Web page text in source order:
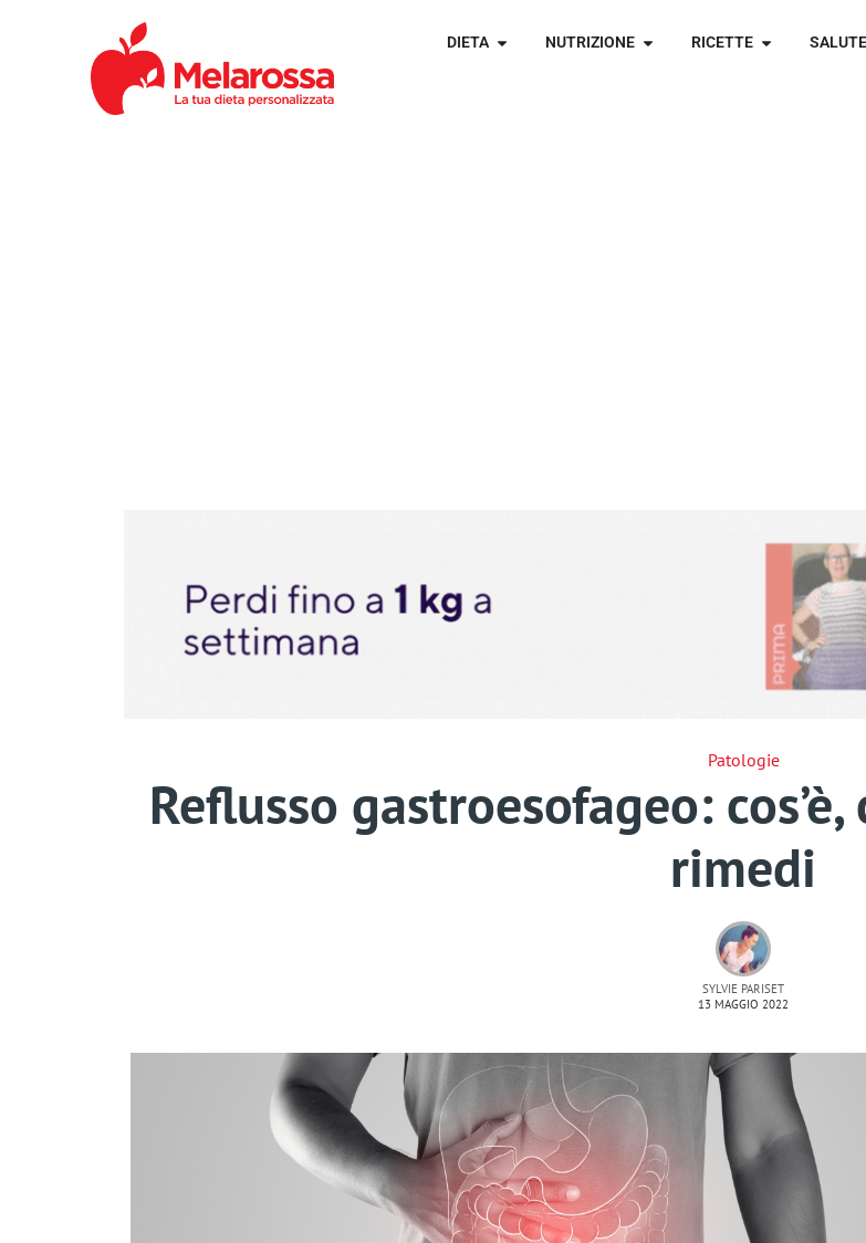
DIETA NUTRIZIONE RICETTE SALUTE
Patologie
Reflusso gastroesofageo:
rimedi
SYLVIE PARISET
13 MAGGIO 2022